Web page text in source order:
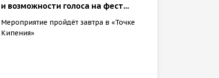
и возможности голоса на фест...
Мероприятие пройдёт завтра в «Точке
Кипения»